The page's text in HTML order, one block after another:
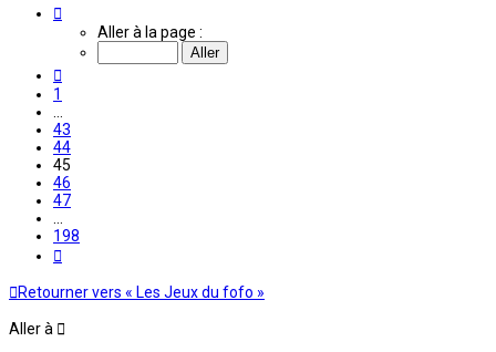
Aller à la page :
1
43
44
45
46
47
198
Retourner vers « Les Jeux du fofo »
Aller à